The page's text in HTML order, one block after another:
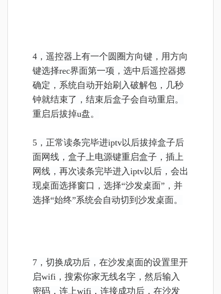
4，遥控器上有一个圆圈方向键，用方向
键选择rec界面第一项，选中后遥控器摁
确定，系统自动开始刷入破解包，几秒
钟就结束了，结束后盒子会自动重启。
重启后拔掉u盘。
5，正常读条完毕进iptv以后拔掉盒子后
面网线，盒子上电源键重启盒子，插上
网线，再次读条完毕进入iptv以后，会出
现桌面选择窗口，选择“沙发桌面”，并
选择“始终”系统会自动切到沙发桌面。
7，切换成功后，在沙发桌面的设置里开
启wifi，搜索你家无线名字，然后输入
密码，连上wifi，连接成功后，在沙发